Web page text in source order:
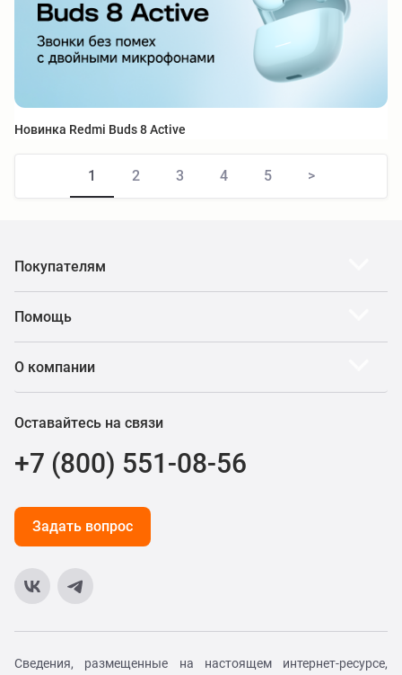
Новинка Redmi Buds 8 Active
1 2 3 4 5 >
Покупателям
Помощь
О компании
Оставайтесь на связи
+7 (800) 551-08-56
Задать вопрос
Сведения, размещенные на настоящем интернет-ресурсе,